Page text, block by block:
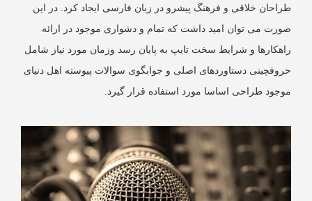
خلاقی و فرهنگ پیشرو در زبان فارسی ایجاد کرد. در این
می توان امید داشت که تمام و دشواری موجود در ارائه
و شرایط سخت تایپ به پایان رسد وزمان مورد نیاز شامل
دستاوردهای اصلی و جوابگوی سوالات پیوسته اهل دنیای
طراحی اساسا مورد استفاده قرار گیرد.